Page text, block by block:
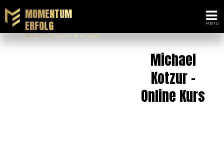
MOMENTUM
ERFOLG
Bücher Events & Kurse
Michael
Kotzur -
Online Kurs